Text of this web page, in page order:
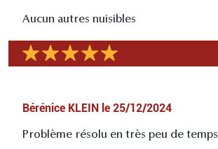
Aucun autres nuisibles
Bérénice KLEIN le 25/12/2024
Problème résolu en très peu de temps